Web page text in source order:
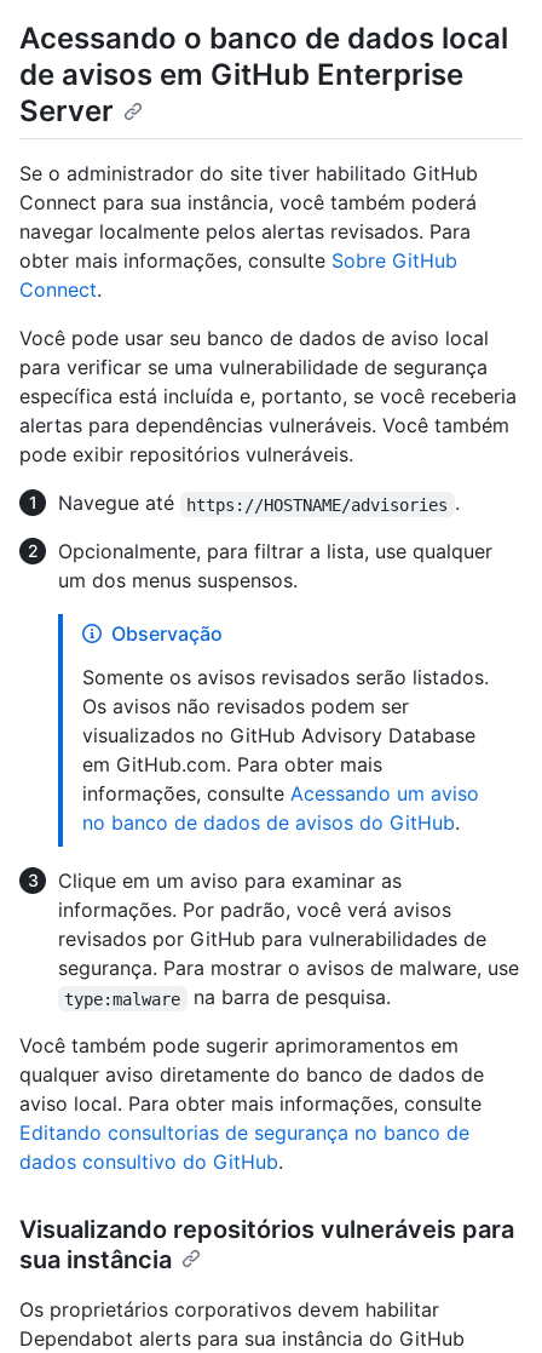
Acessando o banco de dados local
de avisos em GitHub Enterprise
Server
Se o administrador do site tiver habilitado GitHub
Connect para sua instância, você também poderá
navegar localmente pelos alertas revisados. Para
obter mais informações, consulte Sobre GitHub
Connect.
Você pode usar seu banco de dados de aviso local
para verificar se uma vulnerabilidade de segurança
específica está incluída e, portanto, se você receberia
alertas para dependências vulneráveis. Você também
pode exibir repositórios vulneráveis.
Navegue até
https://HOSTNAME/advisories .
Opcionalmente, para filtrar a lista, use qualquer
um dos menus suspensos.
Observação
Somente os avisos revisados ​​serão listados.
Os avisos não revisados podem ser
visualizados no GitHub Advisory Database
em GitHub.com. Para obter mais
informações, consulte Acessando um aviso
no banco de dados de avisos do GitHub.
Clique em um aviso para examinar as
informações. Por padrão, você verá avisos
revisados por GitHub para vulnerabilidades de
segurança. Para mostrar o avisos de malware, use
type:malware
na barra de pesquisa.
Você também pode sugerir aprimoramentos em
qualquer aviso diretamente do banco de dados de
aviso local. Para obter mais informações, consulte
Editando consultorias de segurança no banco de
dados consultivo do GitHub.
Visualizando repositórios vulneráveis ​​para
sua instância
Os proprietários corporativos devem habilitar
Dependabot alerts para sua instância do GitHub